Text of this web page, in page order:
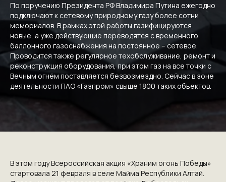
По поручению Президента РФ Владимира Путина ежегодно
подключают к сетевому природному газу более сотни
мемориалов. В рамках этой работы газифицируются
новые, а уже действующие переводятся с временного
баллонного газоснабжения на постоянное – сетевое.
Проводится также регулярное техобслуживание, ремонт и
реконструкция оборудования, при этом газ на все точки с
Вечным огнём поставляется безвозмездно. Сейчас в зоне
деятельности ПАО «Газпром» свыше 1800 таких объектов.
В этом году Всероссийская акция «Храним огонь Победы»
стартовала 21 февраля в селе Майма Республики Алтай.